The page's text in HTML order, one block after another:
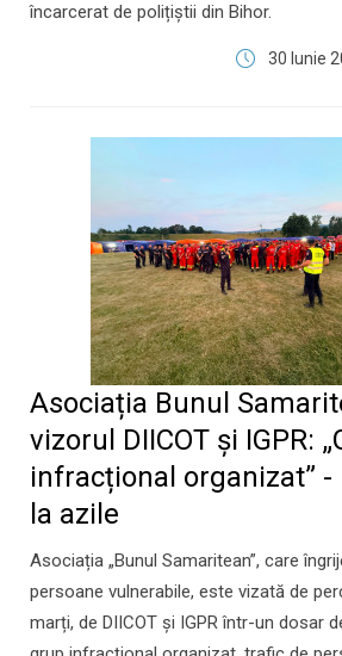
încarcerat de polițiștii din Bihor.
30 Iunie
Asociația Bunul
vizorul DIICOT și IGPR:
infracțional organizat” -
la azile
Asociația „Bunul Samaritean”, care
persoane vulnerabile, este vizată de
marți, de DIICOT și IGPR într-un dosar